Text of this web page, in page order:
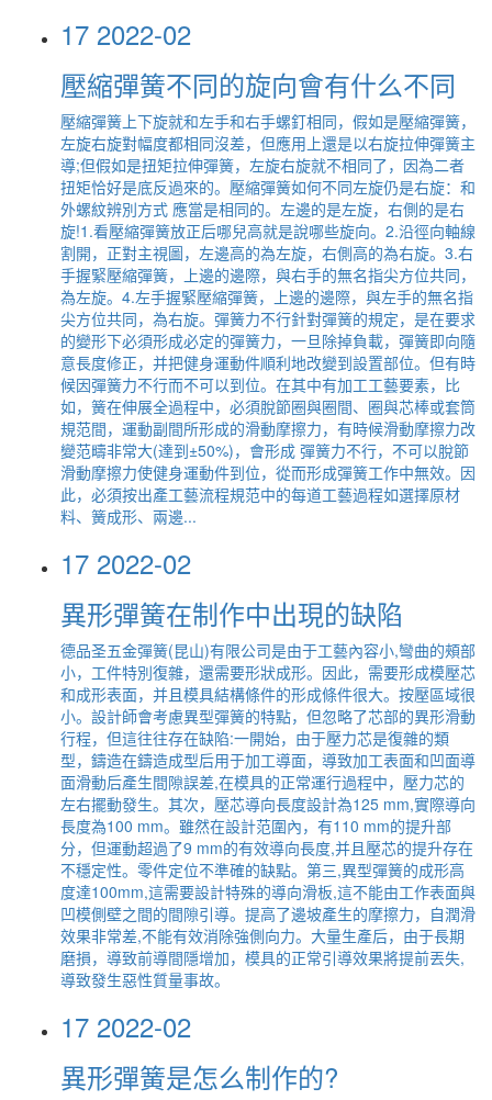
17 2022-02
壓縮彈簧不同的旋向會有什么不同
壓縮彈簧上下旋就和左手和右手螺釘相同，假如是壓縮彈簧，
左旋右旋對幅度都相同沒差，但應用上還是以右旋拉伸彈簧主
導;但假如是扭矩拉伸彈簧，左旋右旋就不相同了，因為二者
扭矩恰好是底反過來的。壓縮彈簧如何不同左旋仍是右旋：和
外螺紋辨別方式 應當是相同的。左邊的是左旋，右側的是右
旋!1.看壓縮彈簧放正后哪兒高就是說哪些旋向。2.沿徑向軸線
割開，正對主視圖，左邊高的為左旋，右側高的為右旋。3.右
手握緊壓縮彈簧，上邊的邊際，與右手的無名指尖方位共同，
為左旋。4.左手握緊壓縮彈簧，上邊的邊際，與左手的無名指
尖方位共同，為右旋。彈簧力不行針對彈簧的規定，是在要求
的變形下必須形成必定的彈簧力，一旦除掉負載，彈簧即向隨
意長度修正，并把健身運動件順利地改變到設置部位。但有時
候因彈簧力不行而不可以到位。在其中有加工工藝要素，比
如，簧在伸展全過程中，必須脫節圈與圈間、圈與芯棒或套筒
規范間，運動副間所形成的滑動摩擦力，有時候滑動摩擦力改
變范疇非常大(達到±50%)，會形成 彈簧力不行，不可以脫節
滑動摩擦力使健身運動件到位，從而形成彈簧工作中無效。因
此，必須按出產工藝流程規范中的每道工藝過程如選擇原材
料、簧成形、兩邊...
17 2022-02
異形彈簧在制作中出現的缺陷
德品圣五金彈簧(昆山)有限公司是由于工藝內容小,彎曲的頰部
小，工件特別復雜，還需要形狀成形。因此，需要形成模壓芯
和成形表面，并且模具結構條件的形成條件很大。按壓區域很
小。設計師會考慮異型彈簧的特點，但忽略了芯部的異形滑動
行程，但這往往存在缺陷:一開始，由于壓力芯是復雜的類
型，鑄造在鑄造成型后用于加工導面，導致加工表面和凹面導
面滑動后產生間隙誤差,在模具的正常運行過程中，壓力芯的
左右擺動發生。其次，壓芯導向長度設計為125 mm,實際導向
長度為100 mm。雖然在設計范圍內，有110 mm的提升部
分，但運動超過了9 mm的有效導向長度,并且壓芯的提升存在
不穩定性。零件定位不準確的缺點。第三,異型彈簧的成形高
度達100mm,這需要設計特殊的導向滑板,這不能由工作表面與
凹模側壁之間的間隙引導。提高了邊坡產生的摩擦力，自潤滑
效果非常差,不能有效消除強側向力。大量生產后，由于長期
磨損，導致前導間隱增加，模具的正常引導效果將提前丟失,
導致發生惡性質量事故。
17 2022-02
異形彈簧是怎么制作的?